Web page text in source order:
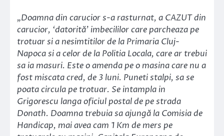
„Doamna din carucior s-a rasturnat, a CAZUT din
carucior, ‘datorită’ imbecililor care parcheaza pe
trotuar si a nesimtitilor de la Primaria Cluj-
Napoca si a celor de la Politia Locala, care ar trebui
sa ia masuri. Este o amenda pe o masina care nu a
fost miscata cred, de 3 luni. Puneti stalpi, sa se
poata circula pe trotuar. Se intampla in
Grigorescu langa oficiul postal de pe strada
Donath. Doamna trebuia sa ajungă la Comisia de
Handicap, mai avea cam 1 Km de mers pe